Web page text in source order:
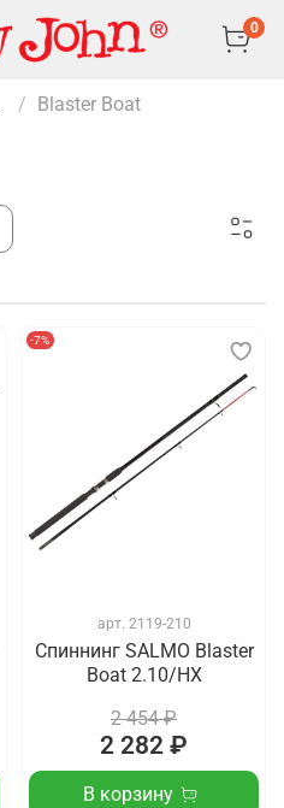
0
Blaster Boat
-7%
арт. 2119-210
Спиннинг SALMO Blaster
Boat 2.10/HX
2 454 ₽
2 282 ₽
В корзину